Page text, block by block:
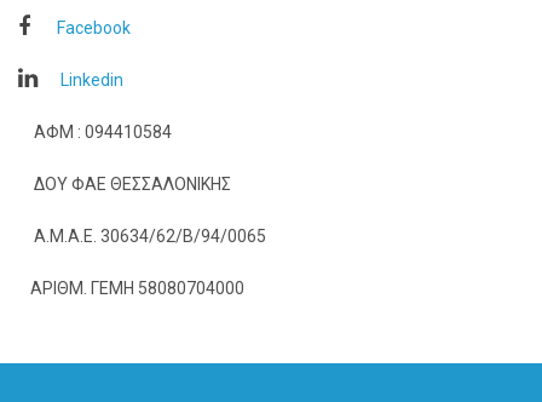
Facebook
Linkedin
ΑΦΜ : 094410584
ΔΟΥ ΦΑΕ ΘΕΣΣΑΛΟΝΙΚΗΣ
Α.Μ.Α.Ε. 30634/62/Β/94/0065
ΑΡΙΘΜ. ΓΕΜΗ 58080704000